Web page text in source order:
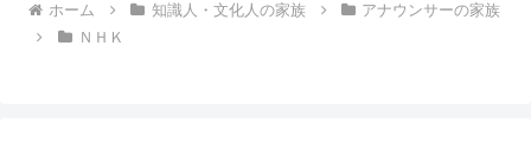
ホーム 知識人・文化人の家族
アナウンサーの家族
ＮＨＫ